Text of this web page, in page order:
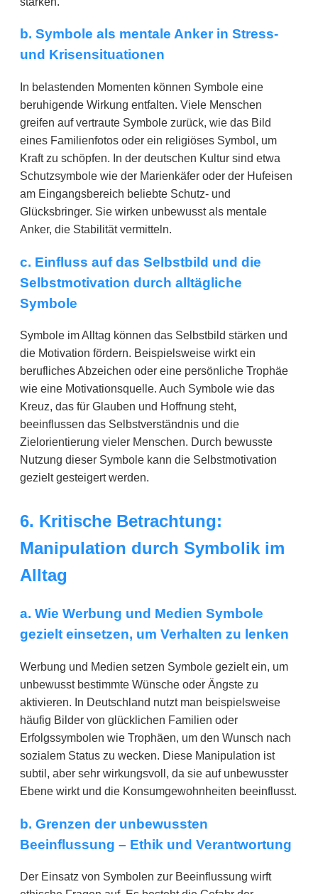
b. Symbole als mentale Anker in Stress-
und Krisensituationen
In belastenden Momenten können Symbole eine
beruhigende Wirkung entfalten. Viele Menschen
greifen auf vertraute Symbole zurück, wie das Bild
eines Familienfotos oder ein religiöses Symbol, um
Kraft zu schöpfen. In der deutschen Kultur sind etwa
Schutzsymbole wie der Marienkäfer oder der Hufeisen
am Eingangsbereich beliebte Schutz- und
Glücksbringer. Sie wirken unbewusst als mentale
Anker, die Stabilität vermitteln.
c. Einfluss auf das Selbstbild und die
Selbstmotivation durch alltägliche
Symbole
Symbole im Alltag können das Selbstbild stärken und
die Motivation fördern. Beispielsweise wirkt ein
berufliches Abzeichen oder eine persönliche Trophäe
wie eine Motivationsquelle. Auch Symbole wie das
Kreuz, das für Glauben und Hoffnung steht,
beeinflussen das Selbstverständnis und die
Zielorientierung vieler Menschen. Durch bewusste
Nutzung dieser Symbole kann die Selbstmotivation
gezielt gesteigert werden.
6. Kritische Betrachtung:
Manipulation durch Symbolik im
Alltag
a. Wie Werbung und Medien Symbole
gezielt einsetzen, um Verhalten zu lenken
Werbung und Medien setzen Symbole gezielt ein, um
unbewusst bestimmte Wünsche oder Ängste zu
aktivieren. In Deutschland nutzt man beispielsweise
häufig Bilder von glücklichen Familien oder
Erfolgssymbolen wie Trophäen, um den Wunsch nach
sozialem Status zu wecken. Diese Manipulation ist
subtil, aber sehr wirkungsvoll, da sie auf unbewusster
Ebene wirkt und die Konsumgewohnheiten beeinflusst.
b. Grenzen der unbewussten
Beeinflussung – Ethik und Verantwortung
Der Einsatz von Symbolen zur Beeinflussung wirft